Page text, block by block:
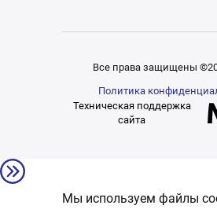
Все права защищены
Политика
Техническая поддержка
сайта
Мы используем файлы